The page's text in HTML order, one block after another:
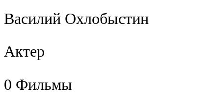
Василий Охлобыстин
Актер
0 Фильмы